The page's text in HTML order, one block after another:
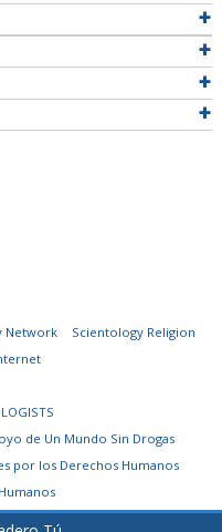
Network
Scientology Religion
de Un Mundo Sin Drogas
por los Derechos Humanos